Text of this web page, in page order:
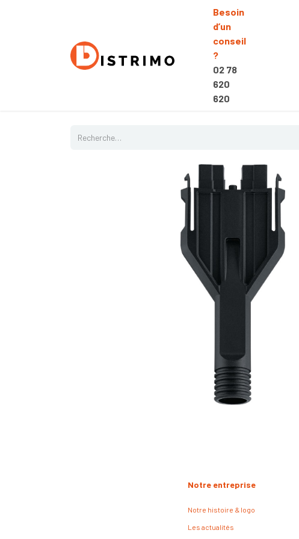
Besoin
d’un
conseil
?
02 78
620
620
Notre entreprise
Notre histoire & logo
Les actualités